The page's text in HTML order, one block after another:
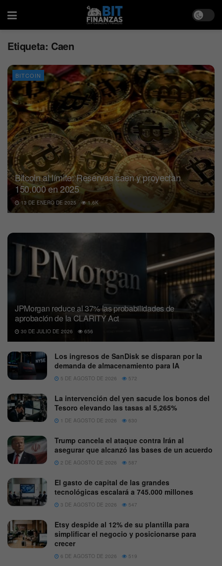
Etiqueta: Caen
BITCOIN
Bitcoin al límite: Reservas caen y proyectan
150.000 en 2025
13 DE ENERO DE 2025 1.6K
JPMorgan reduce al 37% las probabilidades de
aprobación de la CLARITY Act
30 DE JULIO DE 2026 656
Los ingresos de SanDisk se disparan por la
demanda de almacenamiento para IA
5 DE AGOSTO DE 2026 572
La intervención del yen sacude los bonos del
Tesoro elevando las tasas al 5,265%
1 DE AGOSTO DE 2026 630
Trump cancela el ataque contra Irán al
asegurar que alcanzó las bases de un acuerdo
2 DE AGOSTO DE 2026 587
El gasto de capital de las grandes
tecnológicas escalará a 745.000 millones
3 DE AGOSTO DE 2026 547
Etsy despide al 12% de su plantilla para
simplificar el negocio y posicionarse para
crecer
6 DE AGOSTO DE 2026 519